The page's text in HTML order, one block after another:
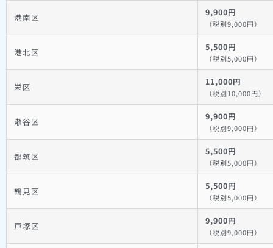
港南区 9,900円
（税別9,000円）
港北区 5,500円
（税別5,000円）
栄区 11,000円
（税別10,000円）
瀬谷区 9,900円
（税別9,000円）
都筑区 5,500円
（税別5,000円）
鶴見区 5,500円
（税別5,000円）
戸塚区 9,900円
（税別9,000円）